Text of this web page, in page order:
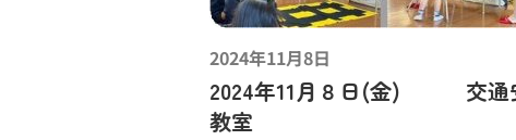
2024年11月8日
2024年11月８日(金) 交通
教室